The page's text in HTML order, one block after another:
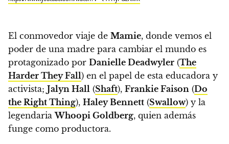
El conmovedor viaje de Mamie, donde vemos el
poder de una madre para cambiar el mundo es
protagonizado por Danielle Deadwyler (The
Harder They Fall) en el papel de esta educadora y
activista; Jalyn Hall (Shaft), Frankie Faison (Do
the Right Thing), Haley Bennett (Swallow) y la
legendariaWhoopi Goldberg, quien además
funge como productora.